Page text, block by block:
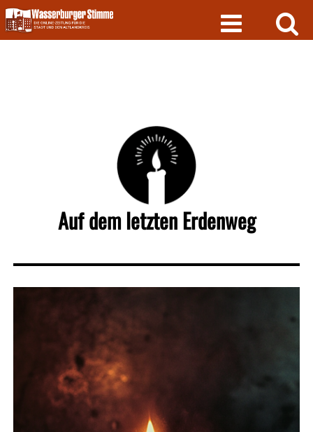
Skip
to
content
Auf dem letzten Erdenweg